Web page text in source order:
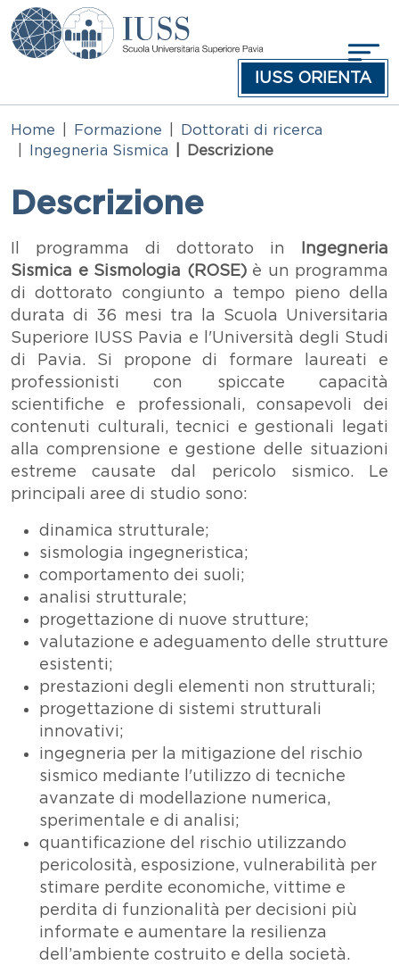
Salta al contenuto principale
IUSS ORIENTA
Home Formazione
Dottorati di ricerca
Ingegneria Sismica
Descrizione
Descrizione
Testo
Il programma di dottorato in
Ingegneria
Sismica e Sismologia (ROSE)è un programma
di dottorato congiunto a tempo pieno della
durata di 36 mesi tra la Scuola Universitaria
Superiore IUSS Pavia e l'Università degli Studi
di Pavia. Si propone di formare laureati e
professionisti con spiccate capacità
scientifiche e professionali, consapevoli dei
contenuti culturali, tecnici e gestionali legati
alla comprensione e gestione delle situazioni
estreme causate dal pericolo sismico. Le
principali aree di studio sono:
dinamica strutturale;
sismologia ingegneristica;
comportamento dei suoli;
analisi strutturale;
progettazione di nuove strutture;
valutazione e adeguamento delle strutture
esistenti;
prestazioni degli elementi non strutturali;
progettazione di sistemi strutturali
innovativi;
ingegneria per la mitigazione del rischio
sismico mediante l'utilizzo di tecniche
avanzate di modellazione numerica,
sperimentale e di analisi;
quantificazione del rischio utilizzando
pericolosità, esposizione, vulnerabilità per
stimare perdite economiche, vittime e
perdita di funzionalità per decisioni più
informate e aumentare la resilienza
dell’ambiente costruito e della società.